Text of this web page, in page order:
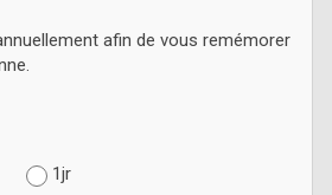
afin de vous remémorer
1jr